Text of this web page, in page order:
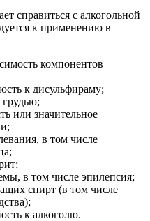
справиться с алкогольной
к применению в
компонентов
к дисульфираму;
грудью;
или значительное
в том числе
в том числе эпилепсия;
спирт (в том числе
к алкоголю.